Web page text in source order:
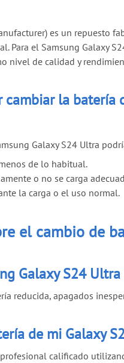
es un repuesto
Para el Samsung Galaxy
nivel de calidad y
cambiar la batería
Galaxy S24 Ultra
de lo habitual.
o no se carga
la carga o el uso normal.
el cambio de
Galaxy S24
reducida, apagados
de mi Galaxy
calificado